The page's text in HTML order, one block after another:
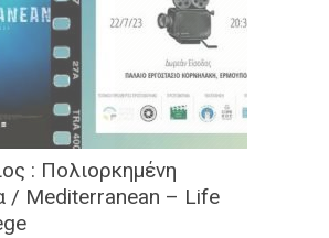
: Πολιορκημένη
/ Mediterranean – Life